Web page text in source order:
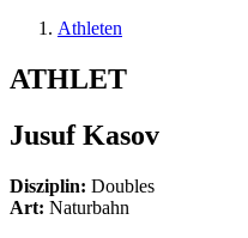
Athleten
ATHLET
Jusuf Kasov
Disziplin: Doubles
Art: Naturbahn